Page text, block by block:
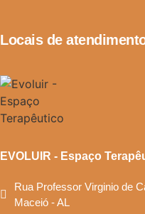
Locais de
EVOLUIR - Espaço
Rua Professor Virginio de
Maceió - AL